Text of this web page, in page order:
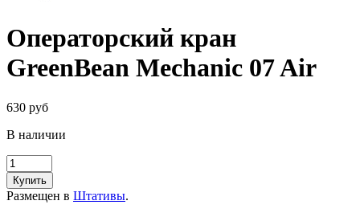
Операторский кран
GreenBean Mechanic 07 Air
630 руб
В наличии
Купить
Размещен в Штативы.